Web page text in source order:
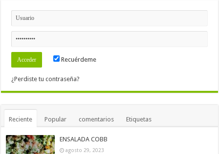
Recuérdeme
¿Perdiste tu contraseña?
Reciente Popular comentarios Etiquetas
ENSALADA COBB
agosto 29, 2023